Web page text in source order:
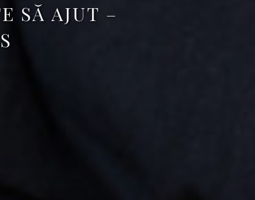
SĂ AJUT –